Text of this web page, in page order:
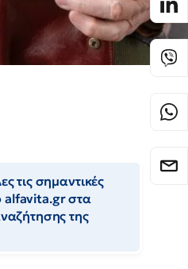
τις σημαντικές
alfavita.gr στα
της